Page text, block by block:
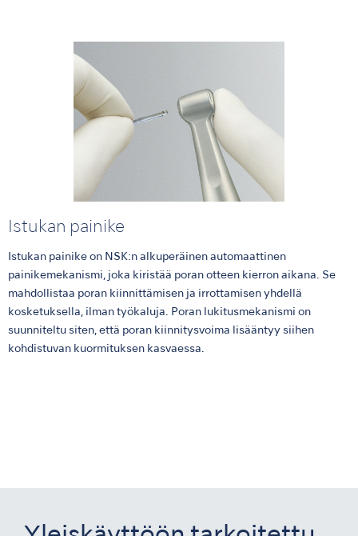
Istukan painike
Istukan painike on NSK:n alkuperäinen automaattinen
painikemekanismi, joka kiristää poran otteen kierron aikana. Se
mahdollistaa poran kiinnittämisen ja irrottamisen yhdellä
kosketuksella, ilman työkaluja. Poran lukitusmekanismi on
suunniteltu siten, että poran kiinnitysvoima lisääntyy siihen
kohdistuvan kuormituksen kasvaessa.